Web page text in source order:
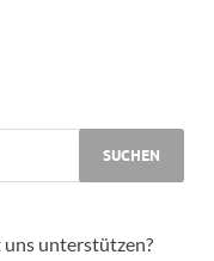
uns unterstützen?